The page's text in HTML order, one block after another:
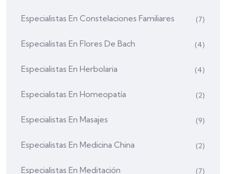
Especialistas En Constelaciones Familiares (7)
Especialistas En Flores De Bach (4)
Especialistas En Herbolaria (4)
Especialistas En Homeopatía (2)
Especialistas En Masajes (9)
Especialistas En Medicina China (2)
Especialistas En Meditación (7)